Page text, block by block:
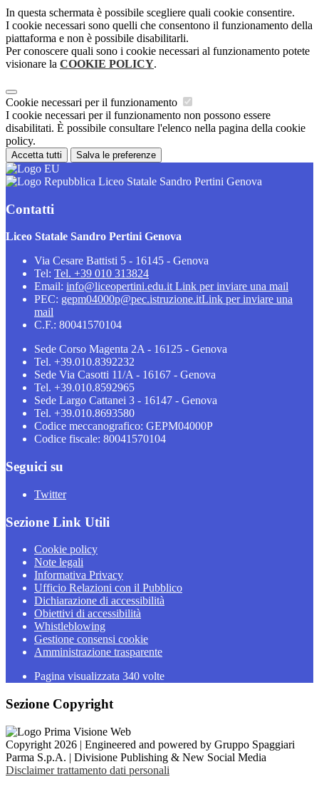
In questa schermata è possibile scegliere quali cookie consentire.
I cookie necessari sono quelli che consentono il funzionamento della
piattaforma e non è possibile disabilitarli.
Per conoscere quali sono i cookie necessari al funzionamento potete
visionare la COOKIE POLICY.
Cookie necessari per il funzionamento
I cookie necessari per il funzionamento non possono essere
disabilitati. È possibile consultare l'elenco nella pagina della cookie
policy.
Accetta tutti Salva le preferenze
Liceo Statale Sandro Pertini Genova
Contatti
Liceo Statale Sandro Pertini Genova
Via Cesare Battisti 5 - 16145 - Genova
Tel: Tel. +39 010 313824
Email: info@liceopertini.edu.itLink per inviare una mail
PEC: gepm04000p@pec.istruzione.itLink per inviare una
mail
C.F.: 80041570104
Sede Corso Magenta 2A - 16125 - Genova
Tel. +39.010.8392232
Sede Via Casotti 11/A - 16167 - Genova
Tel. +39.010.8592965
Sede Largo Cattanei 3 - 16147 - Genova
Tel. +39.010.8693580
Codice meccanografico: GEPM04000P
Codice fiscale: 80041570104
Seguici su
Twitter
Sezione Link Utili
Cookie policy
Note legali
Informativa Privacy
Ufficio Relazioni con il Pubblico
Dichiarazione di accessibilità
Obiettivi di accessibilità
Whistleblowing
Gestione consensi cookie
Amministrazione trasparente
Pagina visualizzata 340 volte
Sezione Copyright
Copyright 2026 | Engineered and powered by Gruppo Spaggiari
Parma S.p.A. | Divisione Publishing & New Social Media
Disclaimer trattamento dati personali